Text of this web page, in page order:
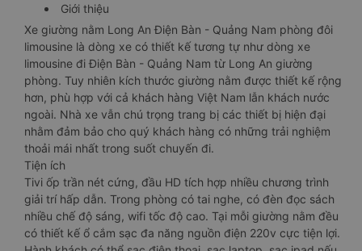
Giới thiệu
Xe giường nằm Long An Điện Bàn - Quảng Nam phòng đôi
limousine là dòng xe có thiết kế tương tự như dòng xe
limousine đi Điện Bàn - Quảng Nam từ Long An giường
phòng. Tuy nhiên kích thước giường nằm được thiết kế rộng
hơn, phù hợp với cả khách hàng Việt Nam lẫn khách nước
ngoài. Nhà xe vẫn chú trọng trang bị các thiết bị hiện đại
nhằm đảm bảo cho quý khách hàng có những trải nghiệm
thoải mái nhất trong suốt chuyến đi.
Tiện ích
Tivi ốp trần nét cứng, đầu HD tích hợp nhiều chương trình
giải trí hấp dẫn. Trong phòng có tai nghe, có đèn đọc sách
nhiều chế độ sáng, wifi tốc độ cao. Tại mỗi giường nằm đều
có thiết kế ổ cắm sạc đa năng nguồn điện 220v cực tiện lợi.